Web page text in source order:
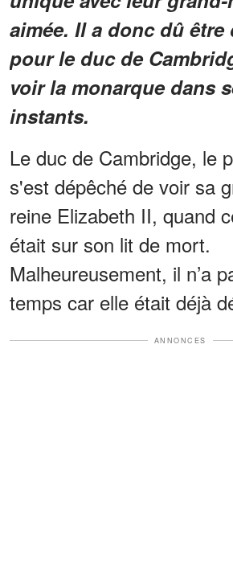
aimée. Il a donc dû être
pour le duc de
voir la monarque dans
instants.
Le duc de Cambridge, le
s'est dépêché de voir sa
reine Elizabeth II, quand
était sur son lit de mort.
Malheureusement, il n’a
temps car elle était déjà
ANNONCES